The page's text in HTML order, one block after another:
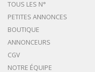
TOUS LES N°
PETITES ANNONCES
BOUTIQUE
ANNONCEURS
CGV
NOTRE ÉQUIPE